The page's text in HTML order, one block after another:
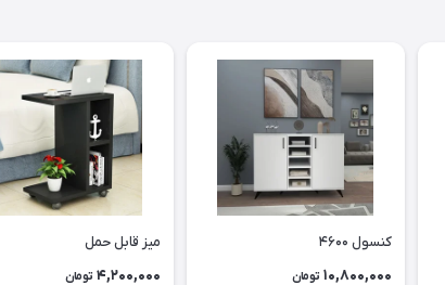
کنسول ۴۶۰۰
10,800,000 تومان
میز قابل حمل
4,200,000 تومان